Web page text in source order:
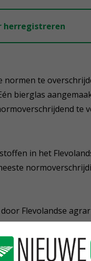
herregistreren
normen te
bierglas
te
in het
Flevolandse
deelnemers zijn
naar de sloot.